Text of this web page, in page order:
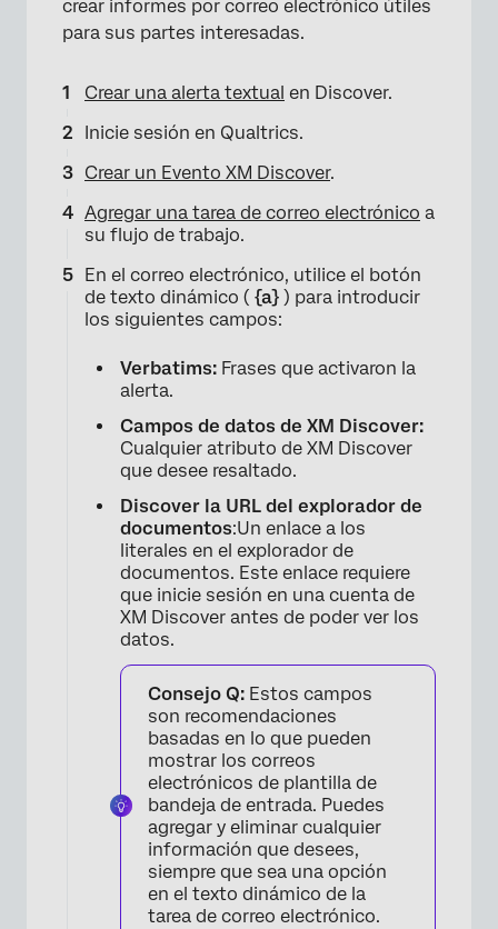
crear informes por correo electrónico útiles
para sus partes interesadas.
Crear una alerta textual en Discover.
Inicie sesión en Qualtrics.
Crear un Evento XM Discover.
Agregar una tarea de correo electrónico a
su flujo de trabajo.
En el correo electrónico, utilice el botón
de texto dinámico ( {a} ) para introducir
los siguientes campos:
Verbatims: Frases que activaron la
alerta.
Campos de datos de XM Discover:
Cualquier atributo de XM Discover
que desee resaltado.
Discover la URL del explorador de
documentos:Un enlace a los
literales en el explorador de
documentos. Este enlace requiere
que inicie sesión en una cuenta de
XM Discover antes de poder ver los
datos.
Consejo Q: Estos campos
son recomendaciones
basadas en lo que pueden
mostrar los correos
electrónicos de plantilla de
bandeja de entrada. Puedes
agregar y eliminar cualquier
información que desees,
siempre que sea una opción
en el texto dinámico de la
tarea de correo electrónico.